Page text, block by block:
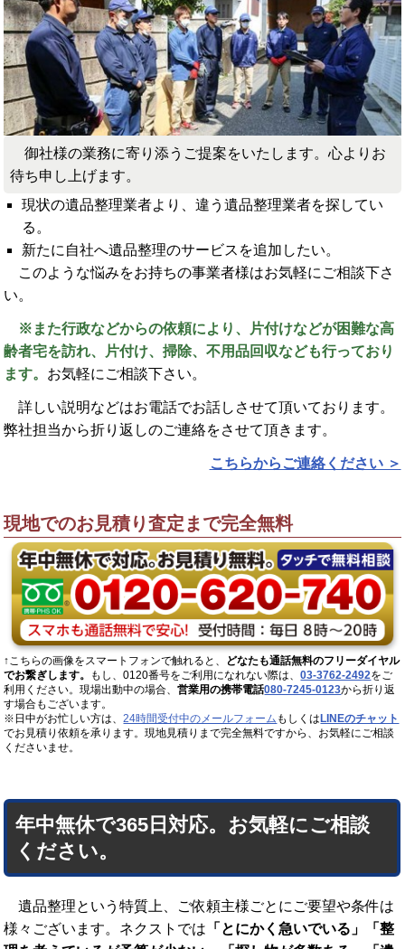
御社様の業務に寄り添うご提案をいたします。心よりお
待ち申し上げます。
現状の遺品整理業者より、違う遺品整理業者を探してい
る。
新たに自社へ遺品整理のサービスを追加したい。
このような悩みをお持ちの事業者様はお気軽にご相談下さ
い。
※また行政などからの依頼により、片付けなどが困難な高
齢者宅を訪れ、片付け、掃除、不用品回収なども行っており
ます。 お気軽にご相談下さい。
詳しい説明などはお電話でお話しさせて頂いております。
弊社担当から折り返しのご連絡をさせて頂きます。
こちらからご連絡ください ＞
現地でのお見積り査定まで完全無料
↑こちらの画像をスマートフォンで触れると、
どなたも通話無料のフリーダイヤル
でお繋ぎします。
もし、0120番号をご利用になれない際は、03-3762-2492をご
利用ください。現場出動中の場合、営業用の携帯電話080-7245-0123から折り返
す場合もございます。
※日中がお忙しい方は、24時間受付中のメールフォーム もしくは LINEのチャット
でお見積り依頼を承ります。現地見積りまで完全無料ですから、お気軽にご相談
くださいませ。
年中無休で365日対応。お気軽にご相談
ください。
遺品整理という特質上、ご依頼主様ごとにご要望や条件は
様々ございます。ネクストでは 「とにかく急いでいる」「整